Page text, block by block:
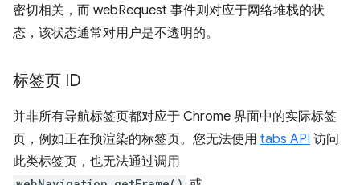
密切相关，而 webRequest 事件则对应于网络堆栈的状
态，该状态通常对用户是不透明的。
标签页 ID
并非所有导航标签页都对应于 Chrome 界面中的实际标签
页，例如正在预渲染的标签页。您无法使用 tabs API 访问
此类标签页，也无法通过调用